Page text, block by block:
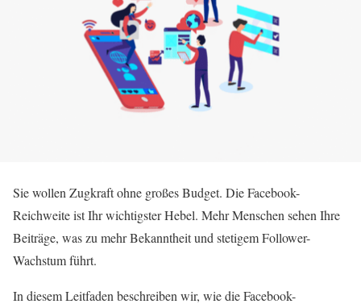
Sie wollen Zugkraft ohne großes Budget. Die Facebook-
Reichweite ist Ihr wichtigster Hebel. Mehr Menschen sehen Ihre
Beiträge, was zu mehr Bekanntheit und stetigem Follower-
Wachstum führt.
In diesem Leitfaden beschreiben wir, wie die Facebook-